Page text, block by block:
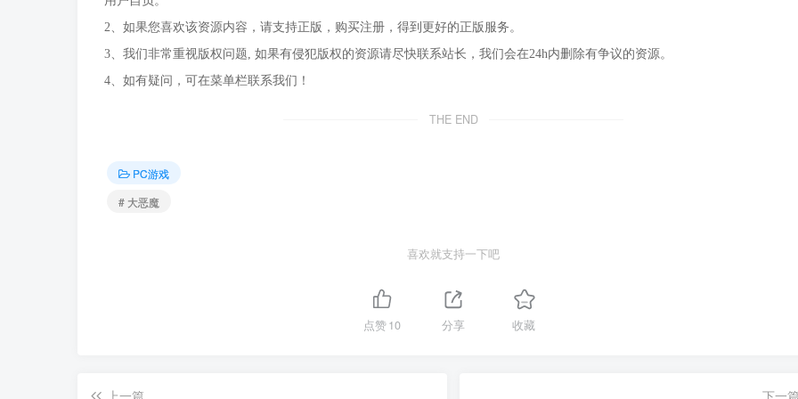
2、如果您喜欢该资源内容，请支持正版，购买注册，得到更好的正版服务。
3、我们非常重视版权问题, 如果有侵犯版权的资源请尽快联系站长，我们会在24h内删除有争议的资源。
4、如有疑问，可在菜单栏联系我们！
THE END
PC游戏
# 大恶魔
喜欢就支持一下吧
点赞10 分享 收藏
上一篇 下一